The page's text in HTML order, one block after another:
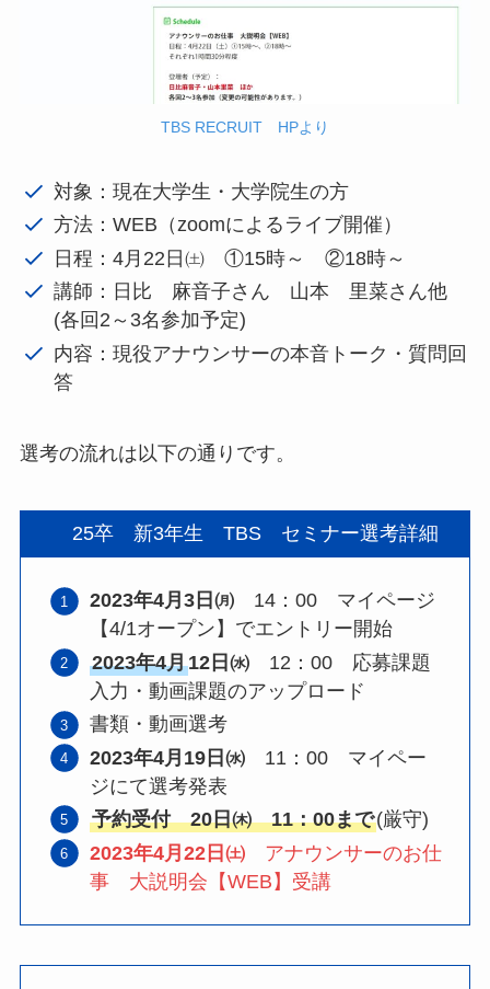
TBS RECRUIT HPより
対象：現在大学生・大学院生の方
方法：WEB（zoomによるライブ開催）
日程：4月22日㈯ ①15時～ ②18時～
講師：日比 麻音子さん 山本 里菜さん他
(各回2～3名参加予定)
内容：現役アナウンサーの本音トーク・質問回
答
選考の流れは以下の通りです。
25卒 新3年生 TBS セミナー選考詳細
2023年4月3日㈪14：00 マイページ
【4/1オープン】でエントリー開始
2023年4月12日㈬12：00 応募課題
入力・動画課題のアップロード
書類・動画選考
2023年4月19日㈬11：00 マイペー
ジにて選考発表
予約受付 20日㈭ 11：00まで(厳守)
2023年4月22日㈯アナウンサーのお仕
事 大説明会【WEB】受講